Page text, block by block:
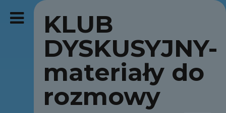
KLUB
DYSKUSYJNY-
materiały do
rozmowy